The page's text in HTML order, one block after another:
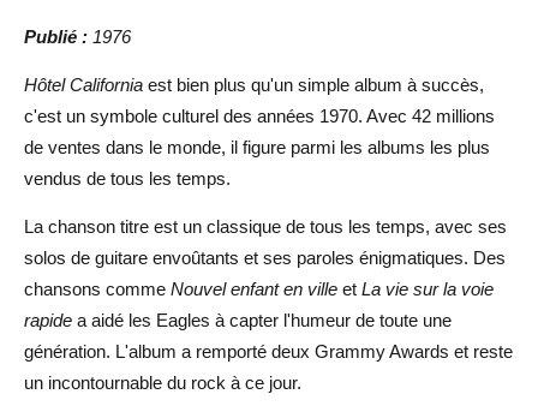
Publié : 1976
Hôtel California est bien plus qu'un simple album à succès,
c'est un symbole culturel des années 1970. Avec 42 millions
de ventes dans le monde, il figure parmi les albums les plus
vendus de tous les temps.
La chanson titre est un classique de tous les temps, avec ses
solos de guitare envoûtants et ses paroles énigmatiques. Des
chansons comme Nouvel enfant en ville et La vie sur la voie
rapide a aidé les Eagles à capter l'humeur de toute une
génération. L'album a remporté deux Grammy Awards et reste
un incontournable du rock à ce jour.